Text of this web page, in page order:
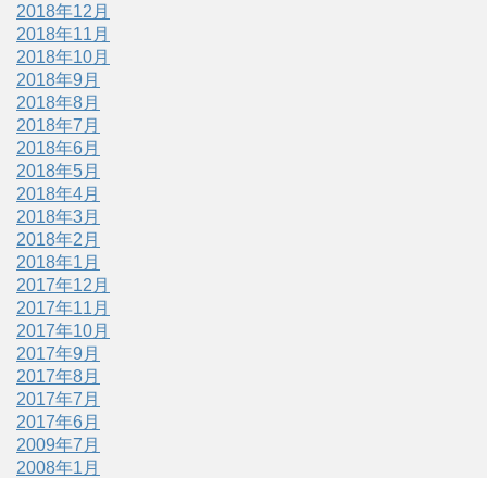
2018年12月
2018年11月
2018年10月
2018年9月
2018年8月
2018年7月
2018年6月
2018年5月
2018年4月
2018年3月
2018年2月
2018年1月
2017年12月
2017年11月
2017年10月
2017年9月
2017年8月
2017年7月
2017年6月
2009年7月
2008年1月